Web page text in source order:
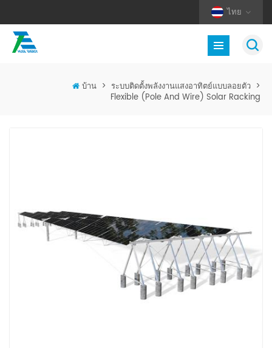
ไทย
บ้าน > ระบบติดตั้งพลังงานแสงอาทิตย์แบบลอยตัว >
Flexible (Pole And Wire) Solar Racking